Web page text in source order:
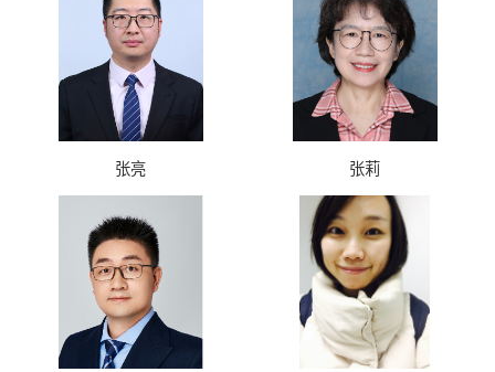
张亮 张莉